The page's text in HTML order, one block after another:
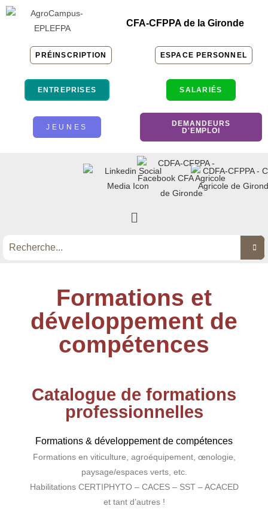
CFA-CFPPA de la Gironde
PRÉINSCRIPTION ESPACE PERSONNEL
ENTREPRISES SALARIÉS
JEUNES
DEMANDEURS
D'EMPLOI
Formations et
développement de
compétences
Catalogue de formations
professionnelles
Formations & développement de compétences
Formations en viticulture, agroéquipement, œnologie,
paysage/espaces verts, etc.
Habilitations CERTIPHYTO – CACES – SST – ACACED
et tant d’autres !